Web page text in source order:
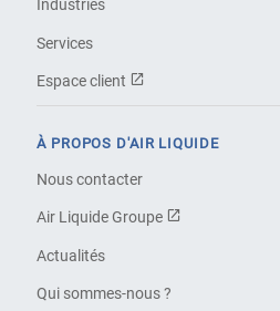
Industries
Services
Espace client
À PROPOS D'AIR LIQUIDE
Nous contacter
Air Liquide Groupe
Actualités
Qui sommes-nous ?